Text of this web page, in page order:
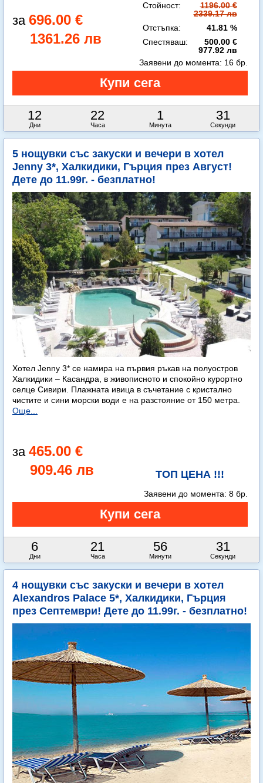
696.00 €
1361.26 лв
Стойност:
1196.00 €
2339.17 лв
Отстъпка:
41.81 %
Спестяваш:
500.00 €
977.92 лв
12
Дни
22
Часа
1
Минута
29
Секунди
Заявени до момента: 16 бр.
5 нощувки със закуски и вечери в хотел
Jenny 3*, Халкидики, Гърция през Август!
Дете до 11.99г. - безплатно!
Хотел Jenny 3* се намира на първия ръкав на полуостров
Халкидики – Касандра, в живописното и спокойно курортно
селце Сивири. Плажната ивица в съчетание с кристално
чистите и сини морски води е на разстояние от 150 метра.
Още...
465.00 €
909.46 лв
ТОП ЦЕНА !!!
6
Дни
21
Часа
56
Минути
29
Секунди
Заявени до момента: 8 бр.
4 нощувки със закуски и вечери в хотел
Alexandros Palace 5*, Халкидики, Гърция
през Септември! Дете до 11.99г. - безплатно!